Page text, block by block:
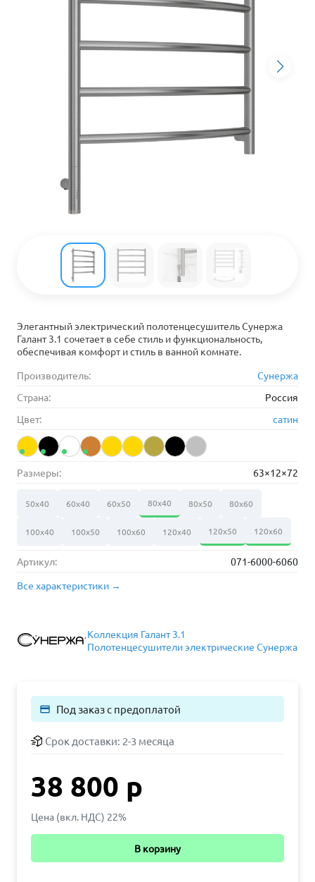
Элегантный электрический полотенцесушитель Сунержа
Галант 3.1 сочетает в себе стиль и функциональность,
обеспечивая комфорт и стиль в ванной комнате.
Производитель:
Сунержа
Страна:
Россия
Цвет:
сатин
Размеры: 63×12×72
50х40 60х40 60х50 80х40 80х50 80х60
100х40 100х50 100х60 120х40 120х50 120х60
Артикул:
071-6000-6060
Все характеристики →
Коллекция Галант 3.1
Полотенцесушители электрические Сунержа
payment Под заказ с предоплатой
Срок доставки: 2-3 месяца
38 800 р
Цена (вкл. НДС) 22%
В корзину